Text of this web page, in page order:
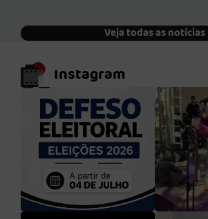
Veja todas as notícias
Instagram